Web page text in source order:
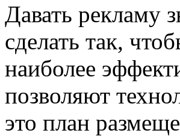
Давать рекламу
сделать так,
наиболее
позволяют
это план